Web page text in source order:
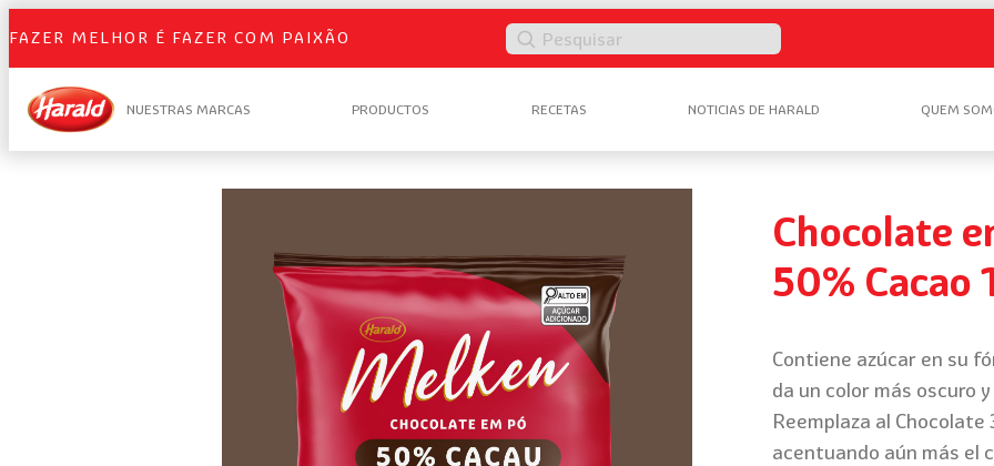
FAZER MELHOR É FAZER COM PAIXÃO Pesquisar
NUESTRAS MARCAS PRODUCTOS RECETAS NOTICIAS DE HARALD QUEM
Chocolate
50% Cacao
Contiene azúcar en su
da un color más oscuro
Reemplaza al
acentuando aún más el